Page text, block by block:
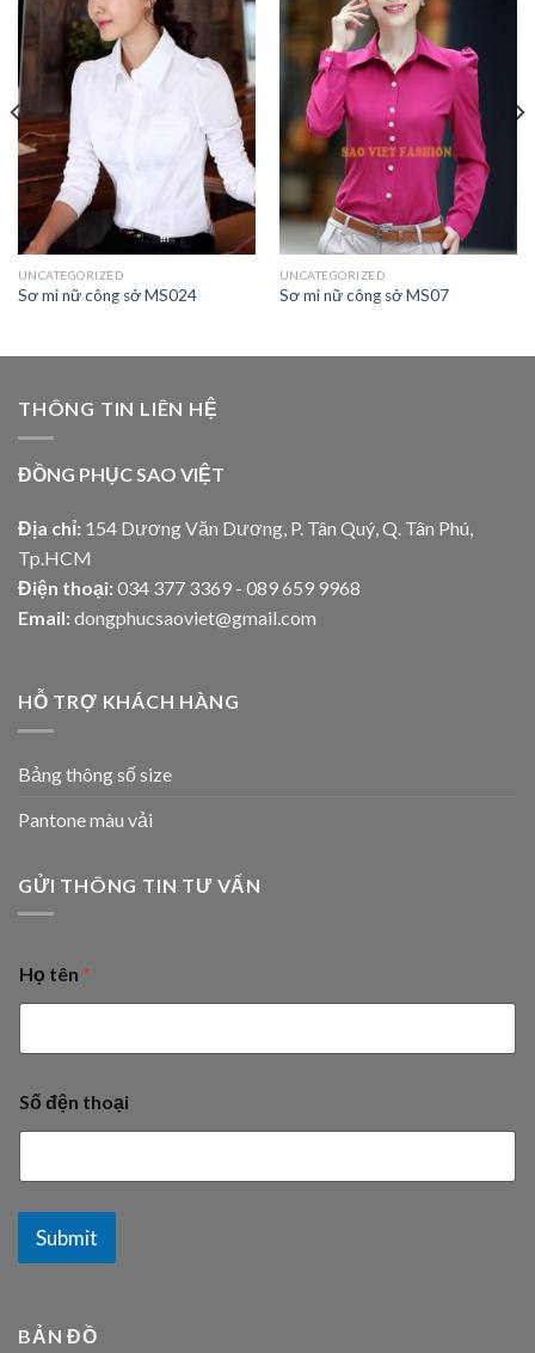
UNCATEGORIZED
Sơ mi nữ công sở MS024
UNCATEGORIZED
Sơ mi nữ công sở MS07
THÔNG TIN LIÊN HỆ
ĐỒNG PHỤC SAO VIỆT
Địa chỉ: 154 Dương Văn Dương, P. Tân Quý, Q. Tân Phú,
Tp.HCM
Điện thoại: 034 377 3369 - 089 659 9968
Email: dongphucsaoviet@gmail.com
HỖ TRỢ KHÁCH HÀNG
Bảng thông số size
Pantone màu vải
GỬI THÔNG TIN TƯ VẤN
Họ tên *
Số đện thoại
Submit
BẢN ĐỒ